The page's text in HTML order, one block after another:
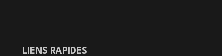
LIENS RAPIDES